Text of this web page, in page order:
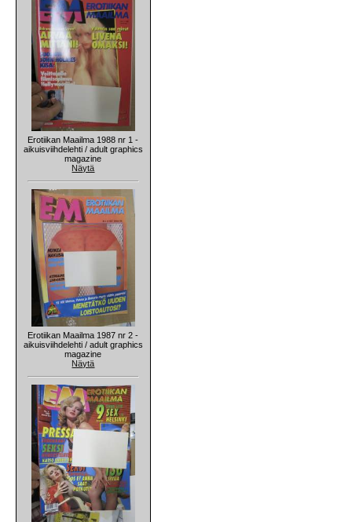
Erotiikan Maailma 1988 nr 1 -
aikuisviihdelehti / adult graphics
magazine
Näytä
Erotiikan Maailma 1987 nr 2 -
aikuisviihdelehti / adult graphics
magazine
Näytä